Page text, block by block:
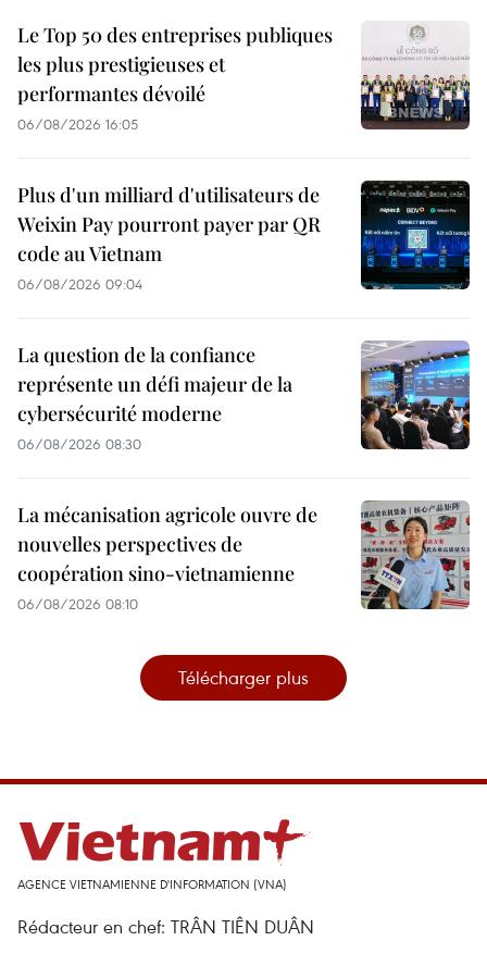
Le Top 50 des entreprises publiques
les plus prestigieuses et
performantes dévoilé
06/08/2026 16:05
Plus d'un milliard d'utilisateurs de
Weixin Pay pourront payer par QR
code au Vietnam
06/08/2026 09:04
La question de la confiance
représente un défi majeur de la
cybersécurité moderne
06/08/2026 08:30
La mécanisation agricole ouvre de
nouvelles perspectives de
coopération sino-vietnamienne
06/08/2026 08:10
Télécharger plus
AGENCE VIETNAMIENNE D'INFORMATION (VNA)
Rédacteur en chef: TRÂN TIÊN DUÂN